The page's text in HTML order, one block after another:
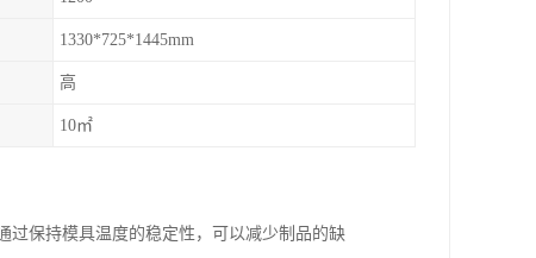
1330*725*1445mm
高
10㎡
过保持模具温度的稳定性，可以减少制品的缺